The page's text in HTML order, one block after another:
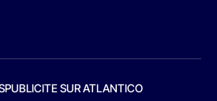
PUBLICITE SUR ATLANTICO